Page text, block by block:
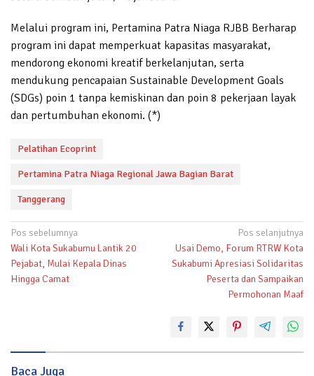
Melalui program ini, Pertamina Patra Niaga RJBB Berharap
program ini dapat memperkuat kapasitas masyarakat,
mendorong ekonomi kreatif berkelanjutan, serta
mendukung pencapaian Sustainable Development Goals
(SDGs) poin 1 tanpa kemiskinan dan poin 8 pekerjaan layak
dan pertumbuhan ekonomi. (*)
Pelatihan Ecoprint
Pertamina Patra Niaga Regional Jawa Bagian Barat
Tanggerang
Navigasi
pos
Pos sebelumnya
Wali Kota Sukabumu Lantik 20
Pejabat, Mulai Kepala Dinas
Hingga Camat
Pos selanjutnya
Usai Demo, Forum RTRW Kota
Sukabumi Apresiasi Solidaritas
Peserta dan Sampaikan
Permohonan Maaf
Baca Juga